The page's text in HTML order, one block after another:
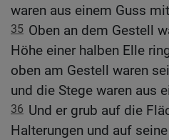
waren aus einem Guss
35 Oben an dem Gestell
Höhe einer halben Elle
oben am Gestell waren
und die Stege waren aus
36 Und er grub auf die
Halterungen und auf